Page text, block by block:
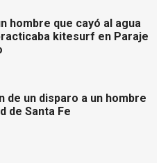
hombre que cayó al agua
kitesurf en Paraje
de un disparo a un hombre
de Santa Fe